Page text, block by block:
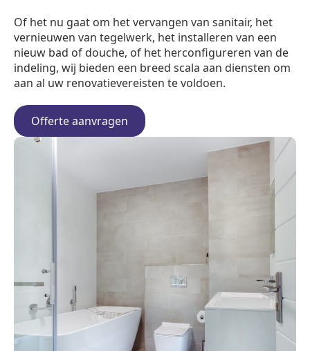
Of het nu gaat om het vervangen van sanitair, het
vernieuwen van tegelwerk, het installeren van een
nieuw bad of douche, of het herconfigureren van de
indeling, wij bieden een breed scala aan diensten om
aan al uw renovatievereisten te voldoen.
Offerte aanvragen